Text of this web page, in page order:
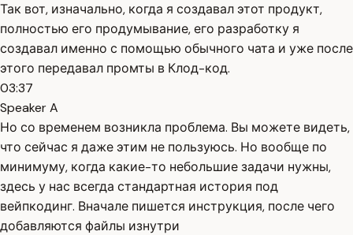
Так вот, изначально, когда я создавал этот продукт,
полностью его продумывание, его разработку я
создавал именно с помощью обычного чата и уже после
этого передавал промты в Клод-код.
03:37
Speaker A
Но со временем возникла проблема. Вы можете видеть,
что сейчас я даже этим не пользуюсь. Но вообще по
минимуму, когда какие-то небольшие задачи нужны,
здесь у нас всегда стандартная история под
вейпкодинг. Вначале пишется инструкция, после чего
добавляются файлы изнутри